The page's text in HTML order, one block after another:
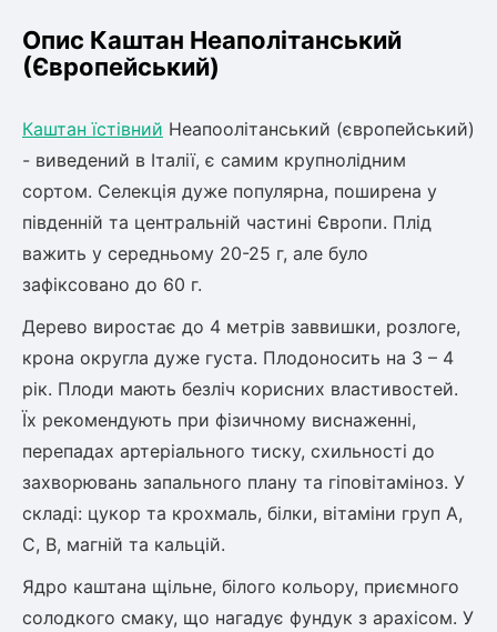
Айва
Шовковиця
Абрикос
Обліпиха
Кизил
Диплоидная слива
Азіатська груша
Ківі
Спірея
Азалія
Бузок
Жасмин (Чубушник)
Будлея
Лавровишня
Кизильник
Бобовник (Жерновець)
Піраканта
Бузина
Багаторічні рослини
Молодило (Кам'яні троянди)
М'ята
Лаванда
Бамбук
Пряні трави
Опис Каштан Неаполітанський
(Європейський)
Каштан їстівний Неапоолітанський (європейський)
- виведений в Італії, є самим крупнолідним
сортом. Селекція дуже популярна, поширена у
південній та центральній частині Європи. Плід
важить у середньому 20-25 г, але було
зафіксовано до 60 г.
Дерево виростає до 4 метрів заввишки, розлоге,
крона округла дуже густа. Плодоносить на 3 – 4
рік. Плоди мають безліч корисних властивостей.
Їх рекомендують при фізичному виснаженні,
перепадах артеріального тиску, схильності до
захворювань запального плану та гіповітаміноз. У
складі: цукор та крохмаль, білки, вітаміни груп A,
C, B, магній та кальцій.
Ядро каштана щільне, білого кольору, приємного
солодкого смаку, що нагадує фундук з арахісом. У